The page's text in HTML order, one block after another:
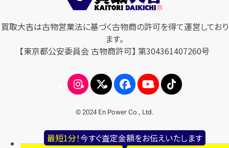
最短1分！今すぐ査定金額をお伝えいたします
買取大吉は古物営業法に基づく古物商の許可を得て運営しており
ます。
【東京都公安委員会 古物商許可】 第304361407260号
© 2024 En Power Co., Ltd.